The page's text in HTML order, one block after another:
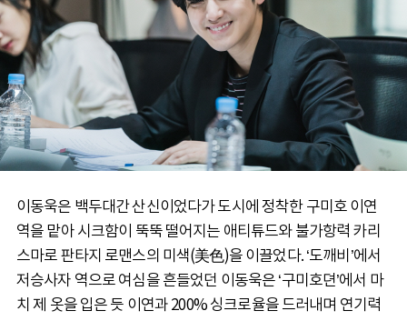
이동욱은 백두대간 산신이었다가 도시에 정착한 구미호 이연
역을 맡아 시크함이 뚝뚝 떨어지는 애티튜드와 불가항력 카리
스마로 판타지 로맨스의 미색(美色)을 이끌었다. ‘도깨비’에서
저승사자 역으로 여심을 흔들었던 이동욱은 ‘구미호뎐’에서 마
치 제 옷을 입은 듯 이연과 200% 싱크로율을 드러내며 연기력